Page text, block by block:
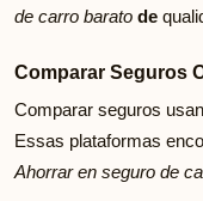
de carro barato de
Comparar Seguros
Comparar seguros
Essas plataformas
Ahorrar en seguro de